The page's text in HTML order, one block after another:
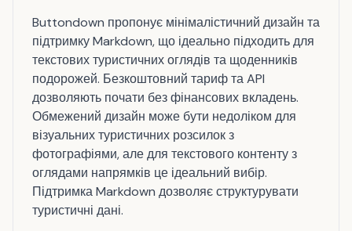
Buttondown пропонує мінімалістичний дизайн та
підтримку Markdown, що ідеально підходить для
текстових туристичних оглядів та щоденників
подорожей. Безкоштовний тариф та API
дозволяють почати без фінансових вкладень.
Обмежений дизайн може бути недоліком для
візуальних туристичних розсилок з
фотографіями, але для текстового контенту з
оглядами напрямків це ідеальний вибір.
Підтримка Markdown дозволяє структурувати
туристичні дані.